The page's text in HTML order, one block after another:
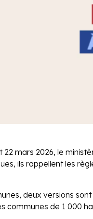
22 mars 2026, le
ils rappellent les
deux versions
communes de 1 000